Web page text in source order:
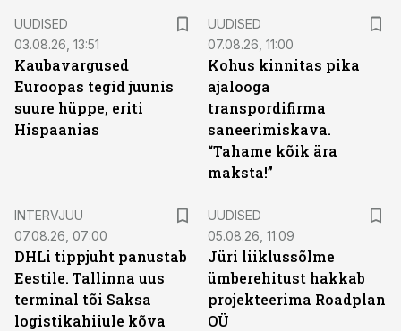
UUDISED
03.08.26, 13:51
Kaubavargused
Euroopas tegid juunis
suure hüppe, eriti
Hispaanias
UUDISED
07.08.26, 11:00
Kohus kinnitas pika
ajalooga
transpordifirma
saneerimiskava.
“Tahame kõik ära
maksta!”
INTERVJUU
07.08.26, 07:00
DHLi tippjuht panustab
Eestile. Tallinna uus
terminal tõi Saksa
logistikahiiule kõva
UUDISED
05.08.26, 11:09
Jüri liiklussõlme
ümberehitust hakkab
projekteerima Roadplan
OÜ